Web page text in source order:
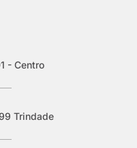
- Centro
Trindade